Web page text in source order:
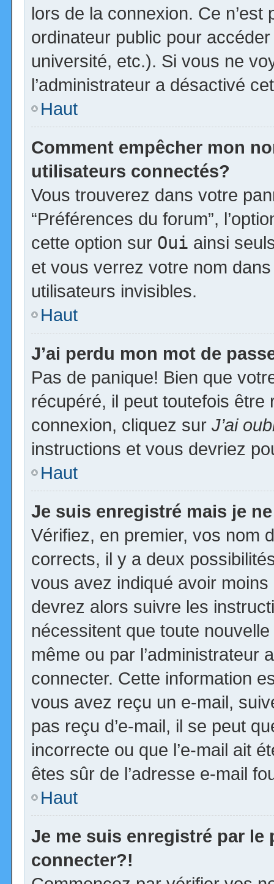
lors de la connexion. Ce
ordinateur public pour
université, etc.). Si vous ne
l’administrateur a désactivé
Haut
Comment empêcher mon
utilisateurs connectés?
Vous trouverez dans votre
“Préférences du forum”,
cette option sur Oui ainsi
et vous verrez votre nom
utilisateurs invisibles.
Haut
J’ai perdu mon mot de
Pas de panique! Bien que
récupéré, il peut toutefois
connexion, cliquez sur J’ai
instructions et vous devriez
Haut
Je suis enregistré mais je
Vérifiez, en premier, vos nom
corrects, il y a deux
vous avez indiqué avoir
devrez alors suivre les
nécessitent que toute
même ou par l’administrateur
connecter. Cette information
vous avez reçu un e-mail,
pas reçu d’e-mail, il se peut
incorrecte ou que l’e-mail ait
êtes sûr de l’adresse e-mail
Haut
Je me suis enregistré par le
connecter?!